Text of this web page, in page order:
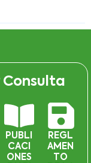
PUBLI
CACI
ONES
REGL
AMEN
TO